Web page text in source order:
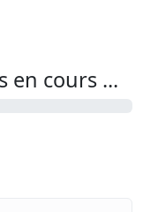
en cours ...